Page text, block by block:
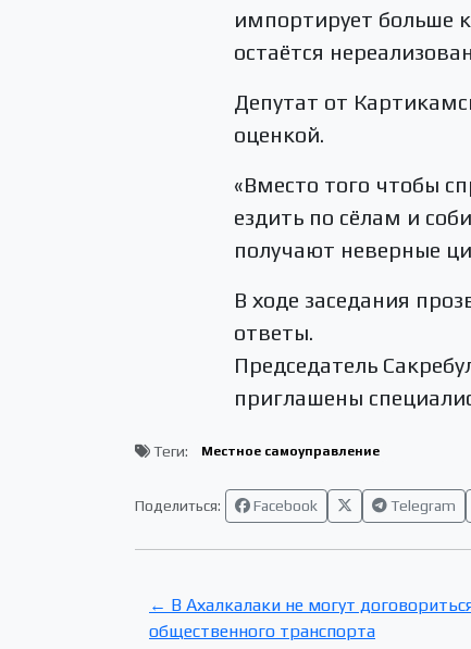
импортирует больше
остаётся
Депутат от
оценкой.
«Вместо того чтобы
ездить по сёлам и
получают неверные
В ходе заседания
ответы.
Председатель
приглашены
Теги: Местное самоуправление
Поделиться: Facebook Telegram
← В Ахалкалаки не могут
общественного транспорта